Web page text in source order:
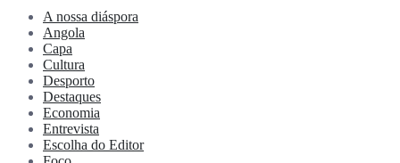
A nossa diáspora
Angola
Capa
Cultura
Desporto
Destaques
Economia
Entrevista
Escolha do Editor